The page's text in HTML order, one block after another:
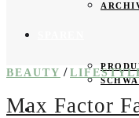
BEAUTY /
Max Factor